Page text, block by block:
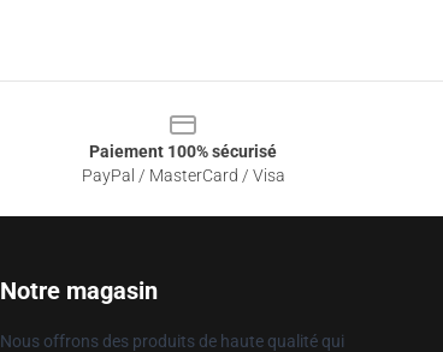
Paiement 100% sécurisé
PayPal / MasterCard / Visa
Notre magasin
Nous offrons des produits de haute qualité qui